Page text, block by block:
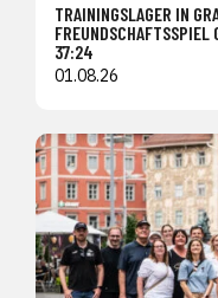
TRAININGSLAGER IN
FREUNDSCHAFTSSPIEL
37:24
01.08.26